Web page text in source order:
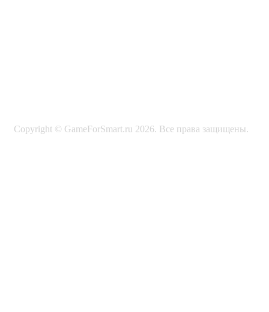
Copyright © GameForSmart.ru 2026. Все права защищены.